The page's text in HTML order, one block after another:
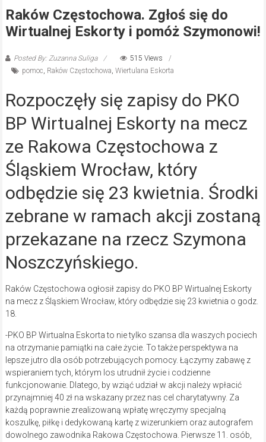
Raków Częstochowa. Zgłoś się do
Wirtualnej Eskorty i pomóż Szymonowi!
Posted By: Zuzanna Suliga
515 Views
pomoc, Raków Częstochowa, Wiertulana Eskorta
Rozpoczęły się zapisy do PKO
BP Wirtualnej Eskorty na mecz
ze Rakowa Częstochowa z
Śląskiem Wrocław, który
odbędzie się 23 kwietnia. Środki
zebrane w ramach akcji zostaną
przekazane na rzecz Szymona
Noszczyńskiego.
Raków Częstochowa ogłosił zapisy do PKO BP Wirtualnej Eskorty
na mecz z Śląskiem Wrocław, który odbędzie się 23 kwietnia o godz.
18.
-PKO BP Wirtualna Eskorta to nie tylko szansa dla waszych pociech
na otrzymanie pamiątki na całe życie. To także perspektywa na
lepsze jutro dla osób potrzebujących pomocy. Łączymy zabawę z
wspieraniem tych, którym los utrudnił życie i codzienne
funkcjonowanie. Dlatego, by wziąć udział w akcji należy wpłacić
przynajmniej 40 zł na wskazany przez nas cel charytatywny. Za
każdą poprawnie zrealizowaną wpłatę wręczymy specjalną
koszulkę, piłkę i dedykowaną kartę z wizerunkiem oraz autografem
dowolnego zawodnika Rakowa Częstochowa. Pierwsze 11. osób,